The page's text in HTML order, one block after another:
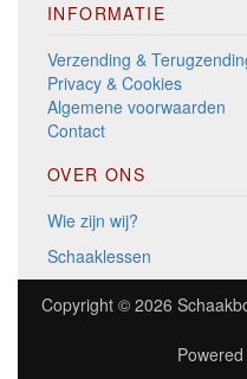
INFORMATIE
Verzending &
Privacy & Cookies
Algemene voorwaarden
Contact
OVER ONS
Wie zijn wij?
Schaaklessen
Copyright © 2026